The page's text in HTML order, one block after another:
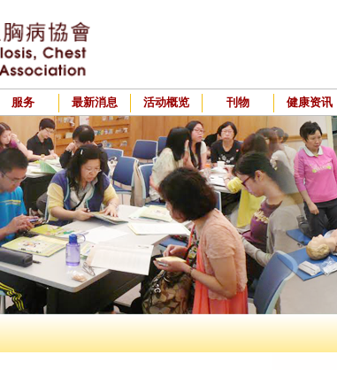
服务 最新消息 活动概览 刊物 健康资讯